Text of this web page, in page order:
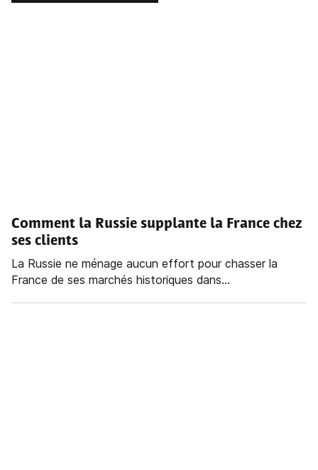
Comment la Russie supplante la France chez
ses clients
La Russie ne ménage aucun effort pour chasser la
France de ses marchés historiques dans...